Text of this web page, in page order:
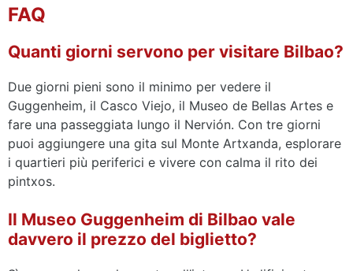
FAQ
Quanti giorni servono per visitare Bilbao?
Due giorni pieni sono il minimo per vedere il
Guggenheim, il Casco Viejo, il Museo de Bellas Artes e
fare una passeggiata lungo il Nervión. Con tre giorni
puoi aggiungere una gita sul Monte Artxanda, esplorare
i quartieri più periferici e vivere con calma il rito dei
pintxos.
Il Museo Guggenheim di Bilbao vale
davvero il prezzo del biglietto?